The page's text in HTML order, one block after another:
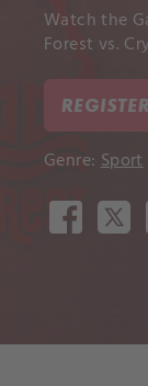
Watch the
Forest vs.
Genre: Sport